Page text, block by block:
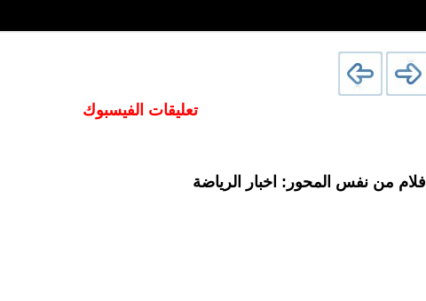
تعليقات الفيسبوك
افلام من نفس المحور: اخبار الرياضة